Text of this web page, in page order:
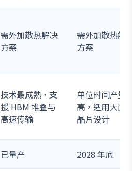
需外加散热解决
方案
需外加散热解
方案
技术最成熟，支
援 HBM 堆叠与
高速传输
单位时间产量
高，适用大面
晶片设计
已量产 2028 年底